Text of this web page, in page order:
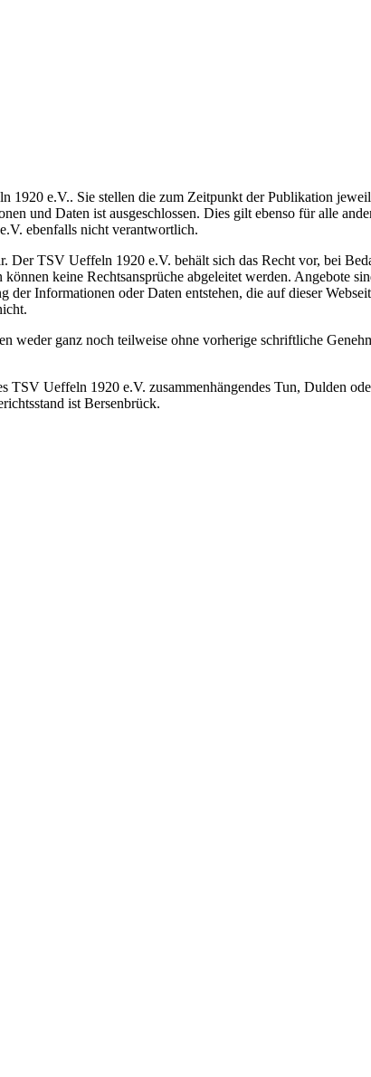
1920 e.V.. Sie stellen die zum Zeitpunkt der Publikation
und Daten ist ausgeschlossen. Dies gilt ebenso für alle
ebenfalls nicht verantwortlich.
Der TSV Ueffeln 1920 e.V. behält sich das Recht vor, bei
können keine Rechtsansprüche abgeleitet werden. Angebote
der Informationen oder Daten entstehen, die auf dieser
weder ganz noch teilweise ohne vorherige schriftliche
TSV Ueffeln 1920 e.V. zusammenhängendes Tun, Dulden
ist Bersenbrück.